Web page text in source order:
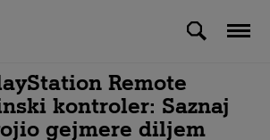
Remote
kontroler: Saznaj
gejmere diljem